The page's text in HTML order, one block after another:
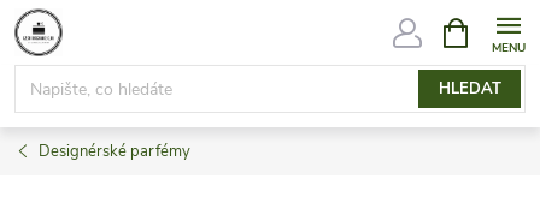
Přejít
na
obsah
HLEDAT
NÁKUPNÍ
KOŠÍK
Designérské parfémy